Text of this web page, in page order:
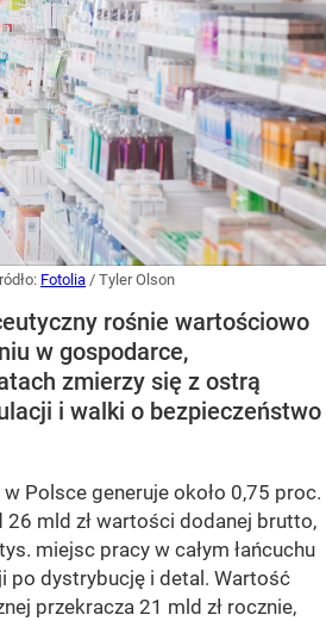
Fotolia / Tyler Olson
rośnie wartościowo
w gospodarce,
zmierzy się z ostrą
i walki o bezpieczeństwo
Polsce generuje około 0,75 proc.
26 mld zł wartości dodanej brutto,
miejsc pracy w całym łańcuchu
dystrybucję i detal. Wartość
przekracza 21 mld zł rocznie,